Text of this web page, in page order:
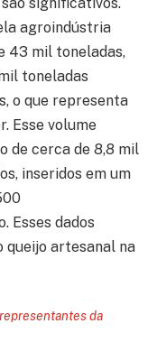
agroindústria
43 mil toneladas,
toneladas
o que representa
Esse volume
de cerca de 8,8 mil
inseridos em um
Esses dados
queijo artesanal na
da